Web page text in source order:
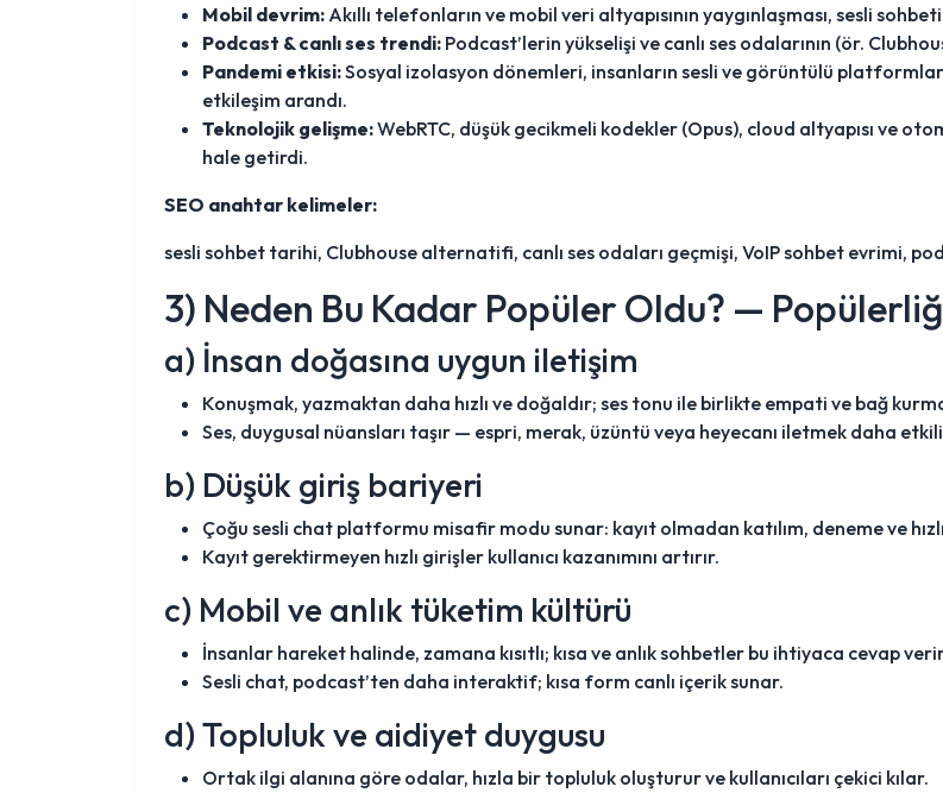
Mobil devrim: Akıllı telefonların ve mobil veri altyapısının yaygınlaşması, sesli
Podcast & canlı ses trendi: Podcast’lerin yükselişi ve canlı ses odalarının (ör.
Pandemi etkisi:Sosyal izolasyon dönemleri, insanların sesli ve görüntülü
etkileşim arandı.
Teknolojik gelişme:WebRTC, düşük gecikmeli kodekler (Opus), cloud altyapısı ve
hale getirdi.
SEO anahtar kelimeler:
sesli sohbet tarihi, Clubhouse alternatifi, canlı ses odaları geçmişi, VoIP sohbet evrimi,
3) Neden Bu Kadar Popüler Oldu? —
a) İnsan doğasına uygun iletişim
Konuşmak, yazmaktan daha hızlı ve doğaldır; ses tonu ile birlikte empati ve bağ
Ses, duygusal nüansları taşır — espri, merak, üzüntü veya heyecanı iletmek daha
b) Düşük giriş bariyeri
Çoğu sesli chat platformu misafir modu sunar: kayıt olmadan katılım, deneme ve
Kayıt gerektirmeyen hızlı girişler kullanıcı kazanımını artırır.
c) Mobil ve anlık tüketim kültürü
İnsanlar hareket halinde, zamana kısıtlı; kısa ve anlık sohbetler bu ihtiyaca cevap
Sesli chat, podcast’ten daha interaktif; kısa form canlı içerik sunar.
d) Topluluk ve aidiyet duygusu
Ortak ilgi alanına göre odalar, hızla bir topluluk oluşturur ve kullanıcıları çekici kılar.